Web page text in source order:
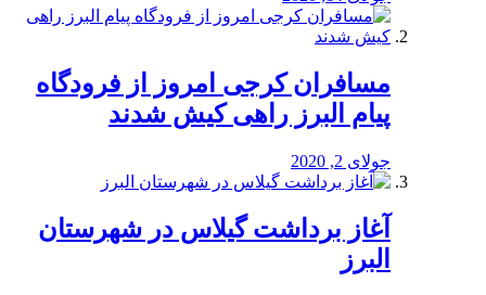
مسافران کرجی امروز از فرودگاه
پیام البرز راهی کیش شدند
جولای 2, 2020
آغاز برداشت گیلاس در شهرستان
البرز